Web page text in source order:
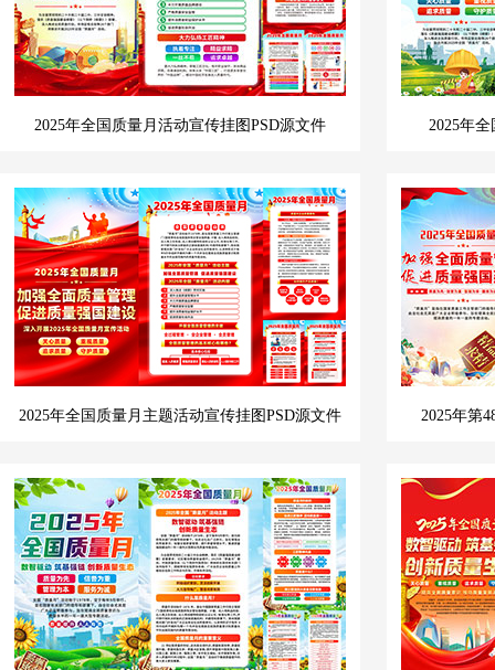
2025年全国质量月活动宣传挂图PSD源文件 2025年
2025年全国质量月主题活动宣传挂图PSD源文件 2025年第